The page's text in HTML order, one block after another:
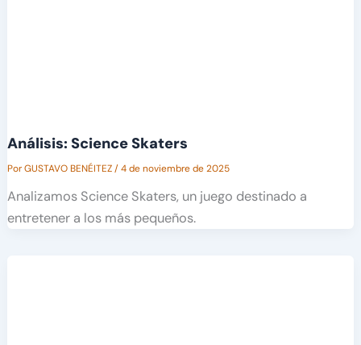
Análisis: Science Skaters
PorGUSTAVO BENÉITEZ/4 de noviembre de 2025
Analizamos Science Skaters, un juego destinado a
entretener a los más pequeños.